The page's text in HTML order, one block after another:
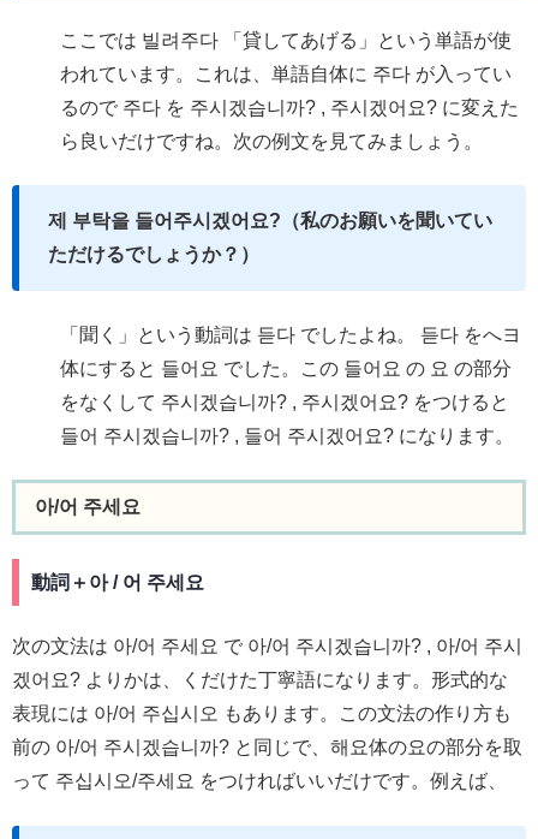
ここでは 빌려주다 「貸してあげる」という単語が使
われています。これは、単語自体に 주다 が入ってい
るので 주다 を 주시겠습니까? , 주시겠어요? に変えた
ら良いだけですね。次の例文を見てみましょう。
제 부탁을 들어주시겠어요?（私のお願いを聞いてい
ただけるでしょうか？）
「聞く」という動詞は 듣다 でしたよね。 듣다 をへヨ
体にすると 들어요 でした。この 들어요 の 요 の部分
をなくして 주시겠습니까? , 주시겠어요? をつけると
들어 주시겠습니까? , 들어 주시겠어요? になります。
아/어 주세요
動詞＋아 / 어 주세요
次の文法は 아/어 주세요 で 아/어 주시겠습니까? , 아/어 주시
겠어요? よりかは、くだけた丁寧語になります。形式的な
表現には 아/어 주십시오 もあります。この文法の作り方も
前の 아/어 주시겠습니까? と同じで、해요体の요の部分を取
って 주십시오/주세요 をつければいいだけです。例えば、